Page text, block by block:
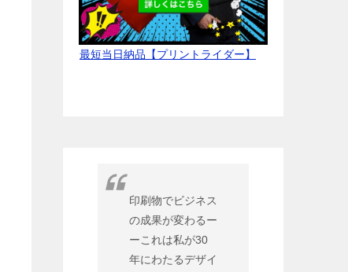
最短当日納品【プリントライダー】
印刷物でビジネス
の成果が変わるー
ーこれは私が30
年にわたるデザイ